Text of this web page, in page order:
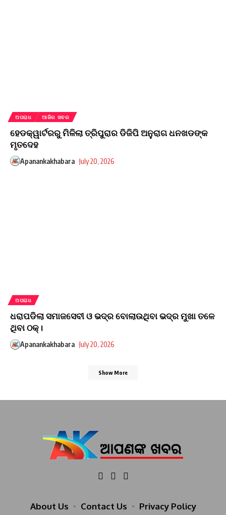
ଅପରାଧ ଆଜିର ଖବର
ହେଡକ୍ୱାର୍ଟରରୁ ମିଳିଲା ତ୍ରିପୁରାର ଡିଜିପି ଅନୁରାଗ ଧନଖଡଙ୍କ
ମୃତଦେହ
Apanankakhabara July 20, 2026
ଅପରାଧ
ଧରାପଡିଲା ସମାଜସେବୀ ଓ ଭଦ୍ର ବୋଲାଉଥିବା ଭଦ୍ର ମୁଖା ତଳେ
ଥିବା ଠକ୍।
Apanankakhabara July 20, 2026
Show More
About Us Contact Us Privacy Policy